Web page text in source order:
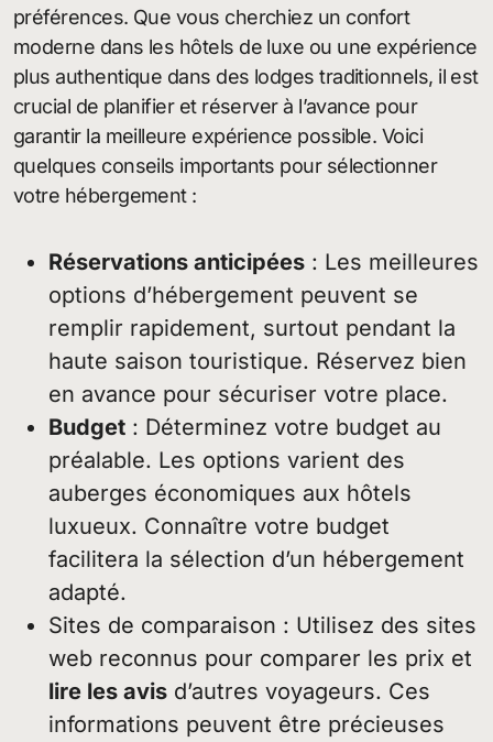
préférences. Que vous cherchiez un confort
moderne dans les hôtels de luxe ou une expérience
plus authentique dans des lodges traditionnels, il est
crucial de planifier et réserver à l’avance pour
garantir la meilleure expérience possible. Voici
quelques conseils importants pour sélectionner
votre hébergement :
Réservations anticipées : Les meilleures
options d’hébergement peuvent se
remplir rapidement, surtout pendant la
haute saison touristique. Réservez bien
en avance pour sécuriser votre place.
Budget : Déterminez votre budget au
préalable. Les options varient des
auberges économiques aux hôtels
luxueux. Connaître votre budget
facilitera la sélection d’un hébergement
adapté.
Sites de comparaison : Utilisez des sites
web reconnus pour comparer les prix et
lire les avis d’autres voyageurs. Ces
informations peuvent être précieuses